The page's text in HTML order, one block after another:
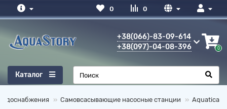
0
0
+38(066)-83-09-614
+38(097)-04-08-396
0
Каталог
Самовсасывающие насосные станции Aquatica